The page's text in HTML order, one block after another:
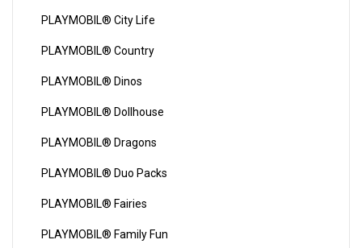
PLAYMOBIL® City Life
PLAYMOBIL® Country
PLAYMOBIL® Dinos
PLAYMOBIL® Dollhouse
PLAYMOBIL® Dragons
PLAYMOBIL® Duo Packs
PLAYMOBIL® Fairies
PLAYMOBIL® Family Fun